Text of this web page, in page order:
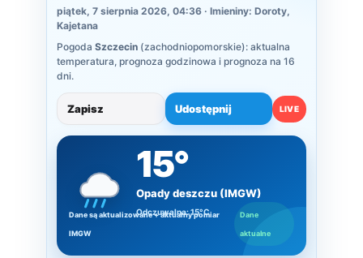
piątek, 7 sierpnia 2026, 04:36 · Imieniny: Doroty,
Kajetana
Pogoda Szczecin(zachodniopomorskie): aktualna
temperatura, prognoza godzinowa i prognoza na 16
dni.
Zapisz Udostępnij LIVE
15°
Opady deszczu (IMGW)
Odczuwalna: 15°C
Dane są aktualizowane + aktualny pomiar
IMGW
Dane
aktualne